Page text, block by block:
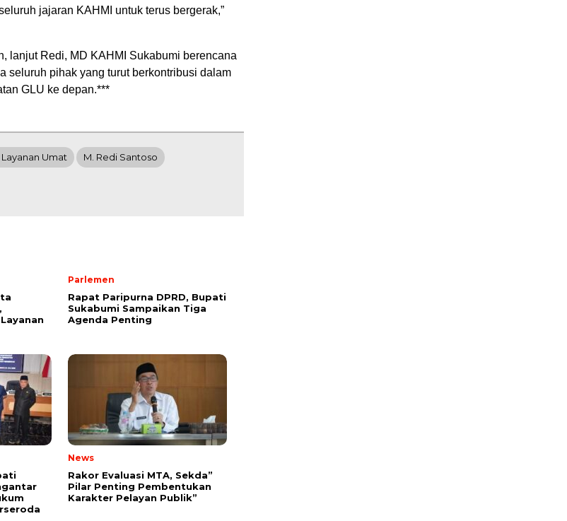
jajaran KAHMI untuk terus bergerak,”
lanjut Redi, MD KAHMI Sukabumi berencana
seluruh pihak yang turut berkontribusi dalam
GLU ke depan.***
Umat M. Redi Santoso
Parlemen
Rapat Paripurna DPRD, Bupati
Sukabumi Sampaikan Tiga
Agenda Penting
News
Rakor Evaluasi MTA, Sekda”
Pilar Penting Pembentukan
Karakter Pelayan Publik”